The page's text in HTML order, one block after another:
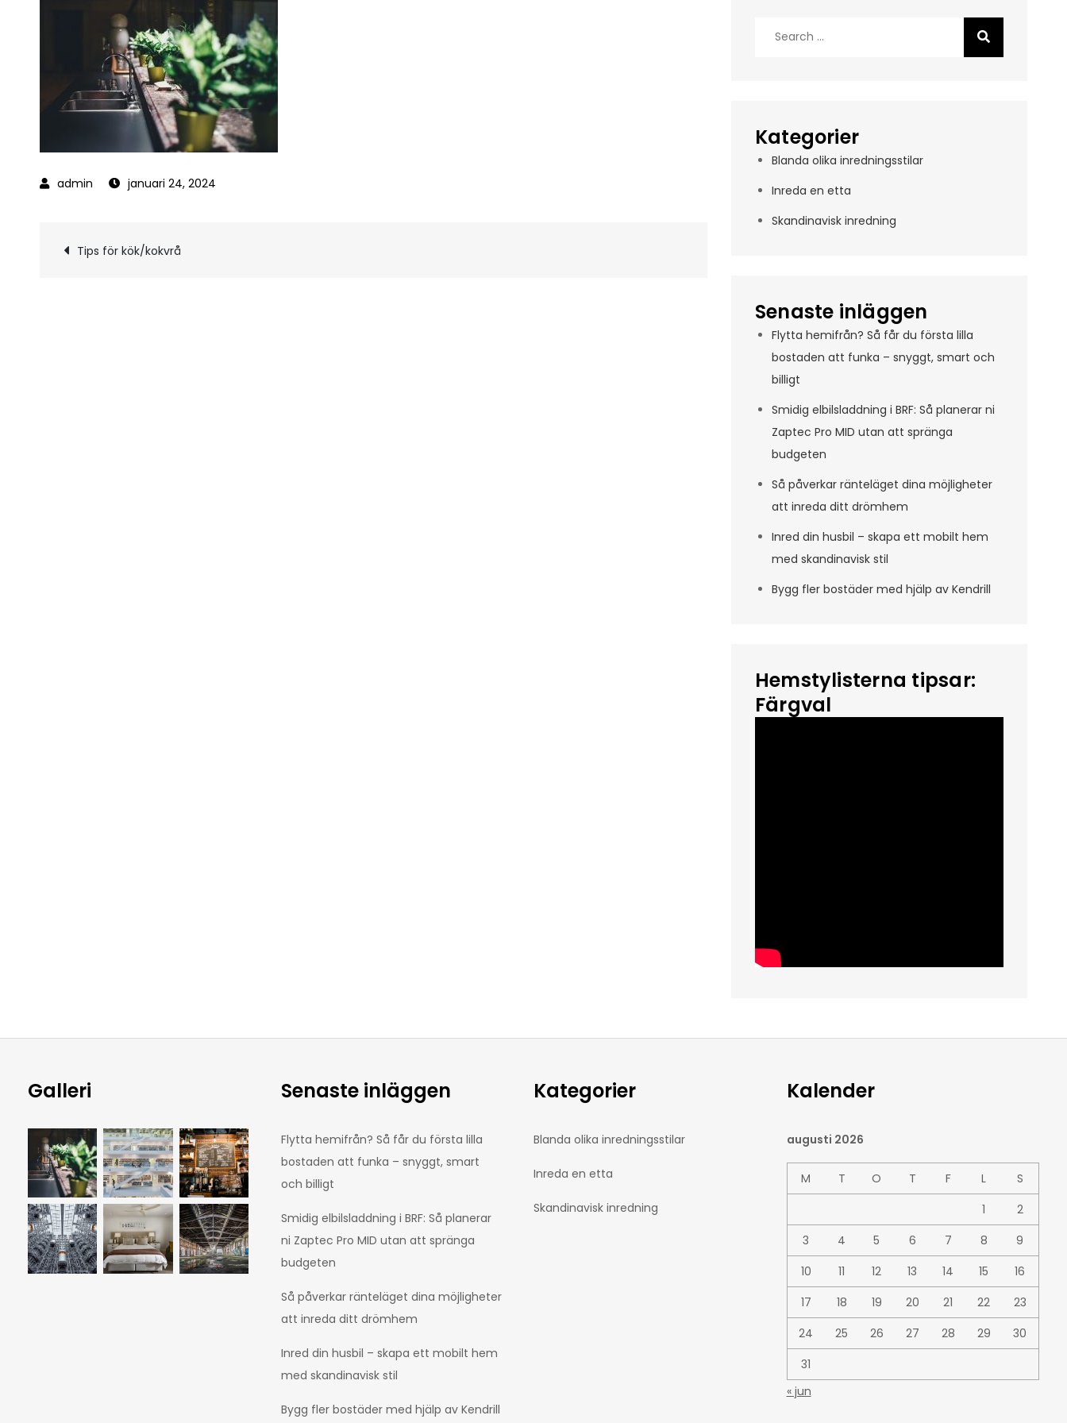
januari 24, 2024
Inläggsnavigering
Tips för kök/kokvrå
Kategorier
Blanda olika inredningsstilar
Inreda en etta
Skandinavisk inredning
Senaste inläggen
Flytta hemifrån? Så får du första lilla
bostaden att funka – snyggt, smart och
billigt
Smidig elbilsladdning i BRF: Så planerar ni
Zaptec Pro MID utan att spränga
budgeten
Så påverkar ränteläget dina möjligheter
att inreda ditt drömhem
Inred din husbil – skapa ett mobilt hem
med skandinavisk stil
Bygg fler bostäder med hjälp av Kendrill
Hemstylisterna tipsar:
Färgval
Galleri Senaste inläggen
Flytta hemifrån? Så får du första lilla
bostaden att funka – snyggt, smart
och billigt
Smidig elbilsladdning i BRF: Så planerar
ni Zaptec Pro MID utan att spränga
budgeten
Så påverkar ränteläget dina möjligheter
att inreda ditt drömhem
Inred din husbil – skapa ett mobilt hem
med skandinavisk stil
Bygg fler bostäder med hjälp av Kendrill
Kategorier
Blanda olika inredningsstilar
Inreda en etta
Skandinavisk inredning
Kalender
augusti 2026
M T O T F L
S
1
2
3
4 5 6 7 8
9
10
11 12 13 14 15
16
17
18 19 20 21 22
23
24
25 26 27 28 29
30
31
« jun